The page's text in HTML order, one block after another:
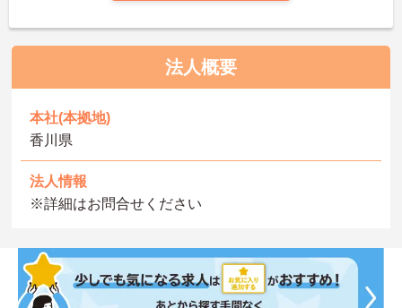
法人概要
本社(本拠地)
香川県
法人情報
※詳細はお問合せください